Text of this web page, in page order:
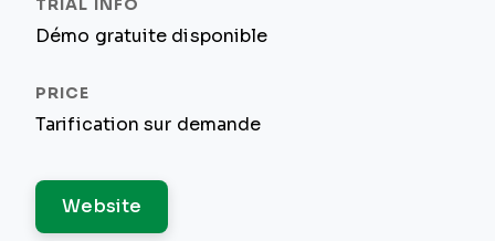
Démo gratuite disponible
Tarification sur demande
Website